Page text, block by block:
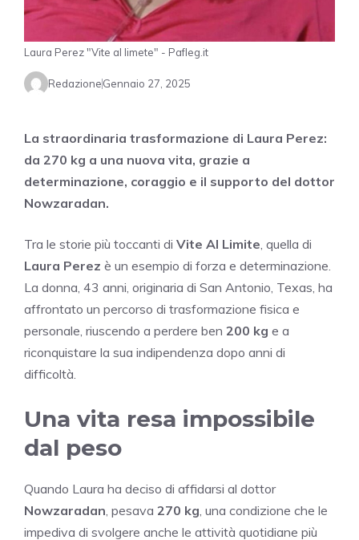
Laura Perez "Vite al limete" - Pafleg.it
RedazioneGennaio 27, 2025
La straordinaria trasformazione di Laura Perez:
da 270 kg a una nuova vita, grazie a
determinazione, coraggio e il supporto del dottor
Nowzaradan.
Tra le storie più toccanti di Vite Al Limite, quella di
Laura Perez è un esempio di forza e determinazione.
La donna, 43 anni, originaria di San Antonio, Texas, ha
affrontato un percorso di trasformazione fisica e
personale, riuscendo a perdere ben 200 kg e a
riconquistare la sua indipendenza dopo anni di
difficoltà.
Una vita resa impossibile
dal peso
Quando Laura ha deciso di affidarsi al dottor
Nowzaradan, pesava 270 kg, una condizione che le
impediva di svolgere anche le attività quotidiane più